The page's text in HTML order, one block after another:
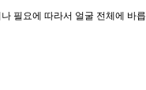
필요에 따라서 얼굴 전체에 바